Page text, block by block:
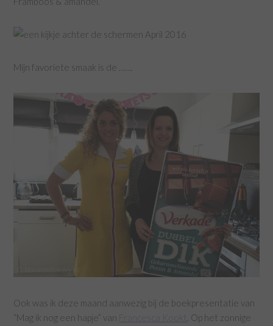
Mijn favoriete smaak is de …….
Ook was ik deze maand aanwezig bij de boekpresentatie van
“Mag ik nog een hapje” van
. Op het zonnige